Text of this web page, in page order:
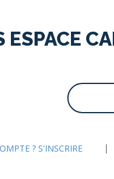
ESPACE
? S'INSCRIRE |